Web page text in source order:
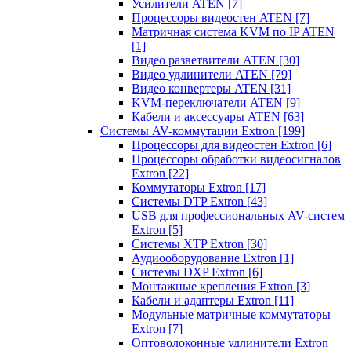
Усилители ATEN [7]
Процессоры видеостен ATEN [7]
Матричная система KVM по IP ATEN
[1]
Видео разветвители ATEN [30]
Видео удлинители ATEN [79]
Видео конвертеры ATEN [31]
KVM-переключатели ATEN [9]
Кабели и аксессуары ATEN [63]
Системы AV-коммутации Extron [199]
Процессоры для видеостен Extron [6]
Процессоры обработки видеосигналов
Extron [22]
Коммутаторы Extron [17]
Системы DTP Extron [43]
USB для профессиональных AV-систем
Extron [5]
Системы XTP Extron [30]
Аудиооборудование Extron [1]
Системы DXP Extron [6]
Монтажные крепления Extron [3]
Кабели и адаптеры Extron [11]
Модульные матричные коммутаторы
Extron [7]
Оптоволоконные удлинители Extron